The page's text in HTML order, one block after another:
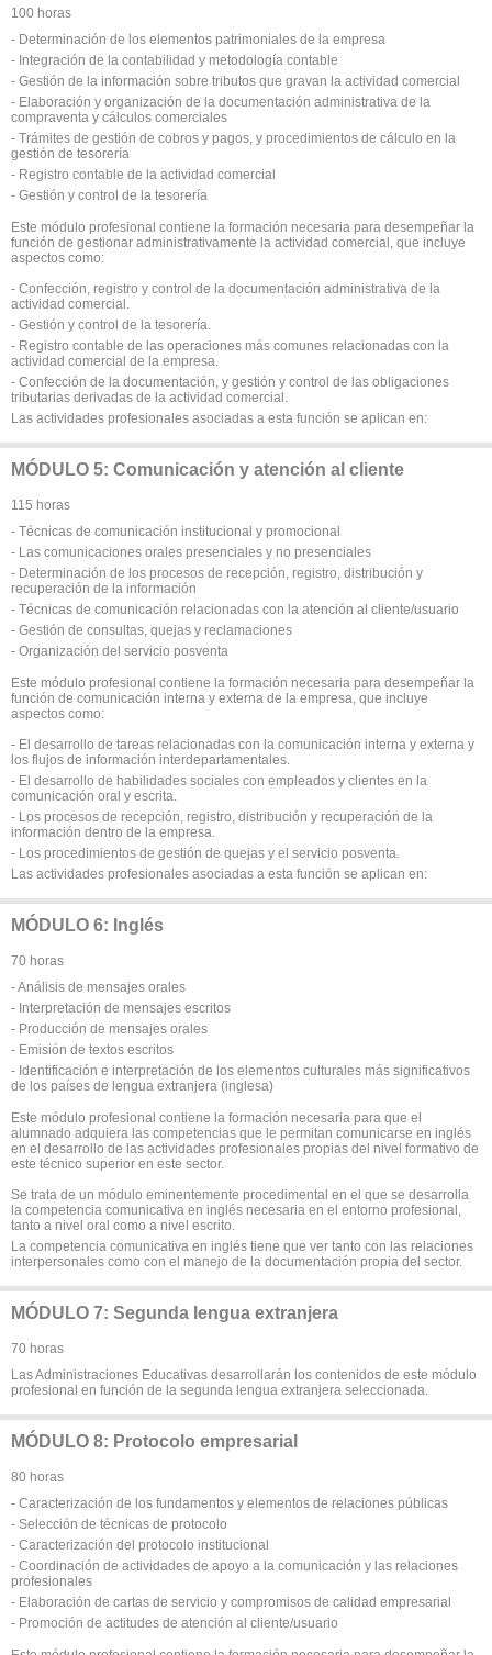
100 horas
- Determinación de los elementos patrimoniales de la empresa
- Integración de la contabilidad y metodología contable
- Gestión de la información sobre tributos que gravan la actividad comercial
- Elaboración y organización de la documentación administrativa de la
compraventa y cálculos comerciales
- Trámites de gestión de cobros y pagos, y procedimientos de cálculo en la
gestión de tesorería
- Registro contable de la actividad comercial
- Gestión y control de la tesorería
Este módulo profesional contiene la formación necesaria para desempeñar la
función de gestionar administrativamente la actividad comercial, que incluye
aspectos como:
- Confección, registro y control de la documentación administrativa de la
actividad comercial.
- Gestión y control de la tesorería.
- Registro contable de las operaciones más comunes relacionadas con la
actividad comercial de la empresa.
- Confección de la documentación, y gestión y control de las obligaciones
tributarias derivadas de la actividad comercial.
Las actividades profesionales asociadas a esta función se aplican en:
MÓDULO 5: Comunicación y atención al cliente
115 horas
- Técnicas de comunicación institucional y promocional
- Las comunicaciones orales presenciales y no presenciales
- Determinación de los procesos de recepción, registro, distribución y
recuperación de la información
- Técnicas de comunicación relacionadas con la atención al cliente/usuario
- Gestión de consultas, quejas y reclamaciones
- Organización del servicio posventa
Este módulo profesional contiene la formación necesaria para desempeñar la
función de comunicación interna y externa de la empresa, que incluye
aspectos como:
- El desarrollo de tareas relacionadas con la comunicación interna y externa y
los flujos de información interdepartamentales.
- El desarrollo de habilidades sociales con empleados y clientes en la
comunicación oral y escrita.
- Los procesos de recepción, registro, distribución y recuperación de la
información dentro de la empresa.
- Los procedimientos de gestión de quejas y el servicio posventa.
Las actividades profesionales asociadas a esta función se aplican en:
MÓDULO 6: Inglés
70 horas
- Análisis de mensajes orales
- Interpretación de mensajes escritos
- Producción de mensajes orales
- Emisión de textos escritos
- Identificación e interpretación de los elementos culturales más significativos
de los países de lengua extranjera (inglesa)
Este módulo profesional contiene la formación necesaria para que el
alumnado adquiera las competencias que le permitan comunicarse en inglés
en el desarrollo de las actividades profesionales propias del nivel formativo de
este técnico superior en este sector.
Se trata de un módulo eminentemente procedimental en el que se desarrolla
la competencia comunicativa en inglés necesaria en el entorno profesional,
tanto a nivel oral como a nivel escrito.
La competencia comunicativa en inglés tiene que ver tanto con las relaciones
interpersonales como con el manejo de la documentación propia del sector.
MÓDULO 7: Segunda lengua extranjera
70 horas
Las Administraciones Educativas desarrollarán los contenidos de este módulo
profesional en función de la segunda lengua extranjera seleccionada.
MÓDULO 8: Protocolo empresarial
80 horas
- Caracterización de los fundamentos y elementos de relaciones públicas
- Selección de técnicas de protocolo
- Caracterización del protocolo institucional
- Coordinación de actividades de apoyo a la comunicación y las relaciones
profesionales
- Elaboración de cartas de servicio y compromisos de calidad empresarial
- Promoción de actitudes de atención al cliente/usuario